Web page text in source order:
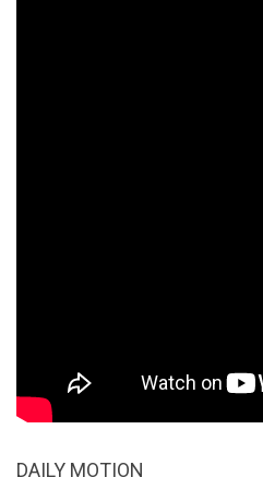
DAILY MOTION